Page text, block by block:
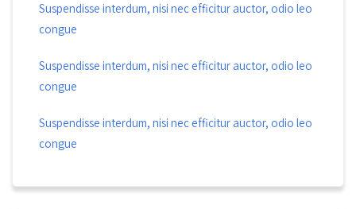
Suspendisse interdum, nisi nec efficitur auctor, odio leo
congue
Suspendisse interdum, nisi nec efficitur auctor, odio leo
congue
Suspendisse interdum, nisi nec efficitur auctor, odio leo
congue